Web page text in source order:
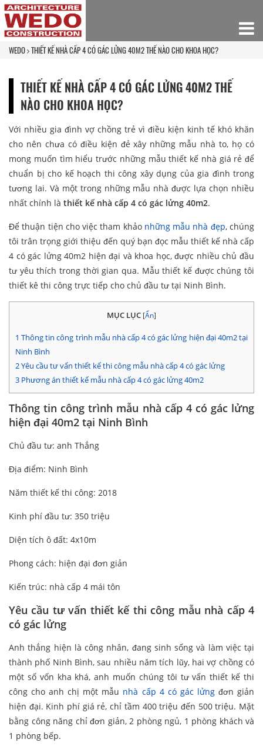
WEDO THIẾT KẾ NHÀ CẤP 4 CÓ GÁC LỬNG 40M2 THẾ NÀO CHO KHOA HỌC?
THIẾT KẾ NHÀ CẤP 4 CÓ GÁC LỬNG 40M2 THẾ
NÀO CHO KHOA HỌC?
Với nhiều gia đình vợ chồng trẻ vì điều kiện kinh tế khó khăn
cho nên chưa có điều kiện đẻ xây những mẫu nhà to, họ có
mong muốn tìm hiểu trước những mẫu thiết kế nhà giá rẻ để
chuẩn bị cho kế hoạch thi công xây dụng của gia đình trong
tương lai. Và một trong những mẫu nhà được lựa chọn nhiều
nhất chính là thiết kế nhà cấp 4 có gác lửng 40m2.
Để thuận tiện cho việc tham khảo những mẫu nhà đẹp, chúng
tôi trân trọng giới thiệu đến quý bạn đọc mẫu thiết kế nhà cấp
4 có gác lửng 40m2 hiện đại và khoa học, được nhiều chủ đầu
tư yêu thích trong thời gian qua. Mẫu thiết kế được chúng tôi
thiết kê thi công trực tiếp cho chủ đầu tư tại Ninh Bình.
MỤC LỤC [Ẩn]
1 Thông tin công trình mẫu nhà cấp 4 có gác lửng hiện đại 40m2 tại
Ninh Bình
2Yêu cầu tư vấn thiết kế thi công mẫu nhà cấp 4 có gác lửng
3 Phương án thiết kế mẫu nhà cấp 4 có gác lửng 40m2
Thông tin công trình mẫu nhà cấp 4 có gác lửng
hiện đại 40m2 tại Ninh Bình
Chủ đầu tư: anh Thắng
Địa điểm: Ninh Bình
Năm thiết kế thi công: 2018
Kinh phí đầu tư: 350 triệu
Diện tích ô đất: 4x10m
Phong cách: hiện đại đơn giản
Kiến trúc: nhà cấp 4 mái tôn
Yêu cầu tư vấn thiết kế thi công mẫu nhà cấp 4
có gác lửng
Anh thắng hiện là công nhân, đang sinh sống và làm việc tại
thành phố Ninh Bình, sau nhiều năm tích lũy, hai vợ chồng có
một số vốn kha khá, anh muốn chúng tôi tư vấn thiết kế thi
công cho anh chị một mẫu nhà cấp 4 có gác lửngđơn giản
hiện đại. Kinh phí giá rẻ, chỉ tầm 400 triệu đến 500 triệu. Mặt
bằng công năng chỉ đơn giản, 2 phòng ngủ, 1 phòng khách và
1 phòng bếp.